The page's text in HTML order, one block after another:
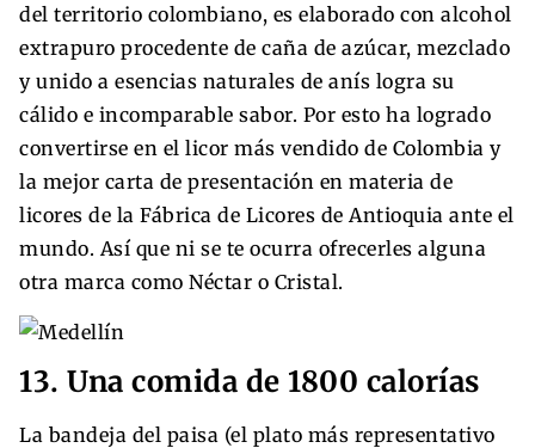
del territorio colombiano, es elaborado con alcohol
extrapuro procedente de caña de azúcar, mezclado
y unido a esencias naturales de anís logra su
cálido e incomparable sabor. Por esto ha logrado
convertirse en el licor más vendido de Colombia y
la mejor carta de presentación en materia de
licores de la Fábrica de Licores de Antioquia ante el
mundo. Así que ni se te ocurra ofrecerles alguna
otra marca como Néctar o Cristal.
13. Una comida de 1800 calorías
La bandeja del paisa (el plato más representativo